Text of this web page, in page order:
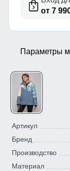
от 7
Параметры
Артикул
Бренд
Производство
Материал